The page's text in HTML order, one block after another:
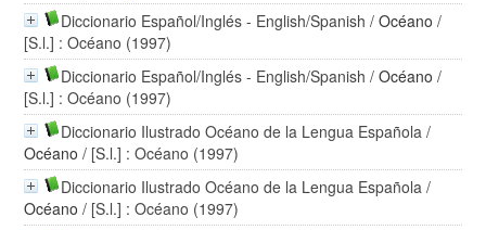
Diccionario Español/Inglés - English/Spanish /Océano /
[S.l.] : Océano (1997)
Diccionario Español/Inglés - English/Spanish /Océano /
[S.l.] : Océano (1997)
Diccionario Ilustrado Océano de la Lengua Española /
Océano / [S.l.] : Océano (1997)
Diccionario Ilustrado Océano de la Lengua Española /
Océano / [S.l.] : Océano (1997)